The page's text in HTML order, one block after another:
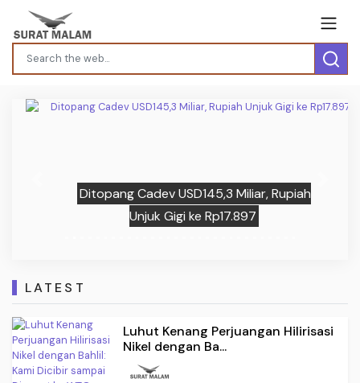
Ditopang Cadev USD145,3 Miliar, Rupiah
Unjuk Gigi ke Rp17.897
Previous
LATEST
Luhut Kenang Perjuangan Hilirisasi
Nikel dengan Ba...